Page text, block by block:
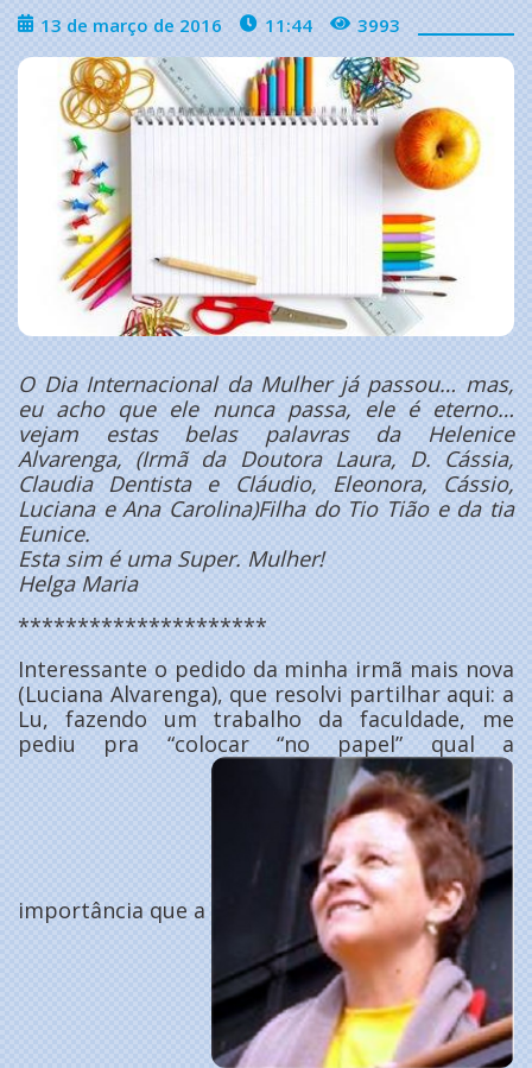
13 de março de 2016 11:44 3993
O Dia Internacional da Mulher já passou… mas,
eu acho que ele nunca passa, ele é eterno…
vejam estas belas palavras da Helenice
Alvarenga, (Irmã da Doutora Laura, D. Cássia,
Claudia Dentista e Cláudio, Eleonora, Cássio,
Luciana e Ana Carolina)Filha do Tio Tião e da tia
Eunice.
Esta sim é uma Super. Mulher!
Helga Maria
*********************
Interessante o pedido da minha irmã mais nova
(Luciana Alvarenga), que resolvi partilhar aqui: a
Lu, fazendo um trabalho da faculdade, me
pediu pra “colocar “no papel” qual a
importância que a